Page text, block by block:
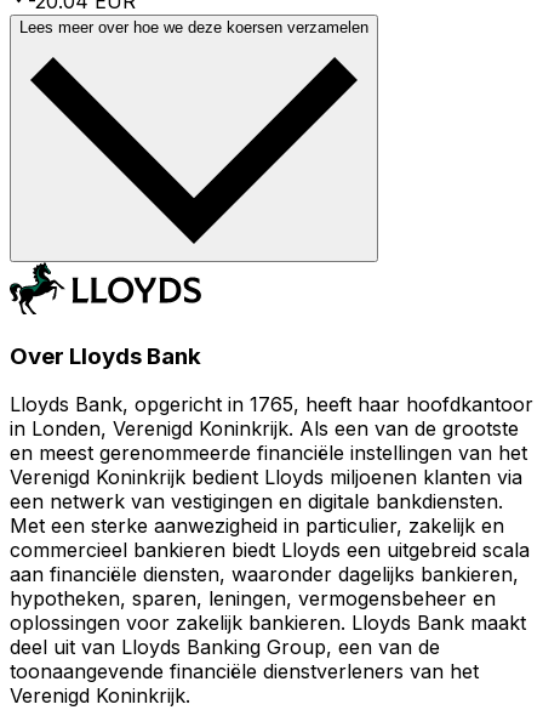
Lees meer over hoe we deze koersen verzamelen
Over Lloyds Bank
Lloyds Bank, opgericht in 1765, heeft haar hoofdkantoor
in Londen, Verenigd Koninkrijk. Als een van de grootste
en meest gerenommeerde financiële instellingen van het
Verenigd Koninkrijk bedient Lloyds miljoenen klanten via
een netwerk van vestigingen en digitale bankdiensten.
Met een sterke aanwezigheid in particulier, zakelijk en
commercieel bankieren biedt Lloyds een uitgebreid scala
aan financiële diensten, waaronder dagelijks bankieren,
hypotheken, sparen, leningen, vermogensbeheer en
oplossingen voor zakelijk bankieren. Lloyds Bank maakt
deel uit van Lloyds Banking Group, een van de
toonaangevende financiële dienstverleners van het
Verenigd Koninkrijk.